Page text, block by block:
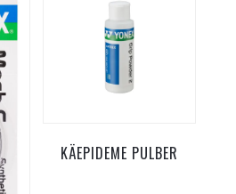
KÄEPIDEME PULBER